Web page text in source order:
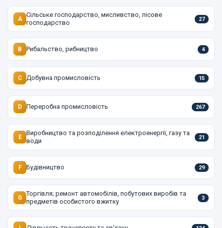
A
Сільське господарство, мисливство, лісове
господарство
27
B Рибальство, рибництво 4
C Добувна промисловість 15
D Переробна промисловість 267
E
Виробництво та розподілення електроенергії, газу та
води
21
F Будівництво 29
G
Торгівля; ремонт автомобілів, побутових виробів та
предметів особистого вжитку
3